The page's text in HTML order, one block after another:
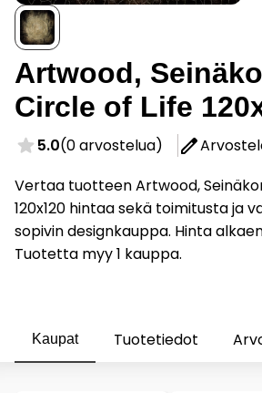
Artwood,
Circle of Life
5.0(0 arvostelua)
Vertaa tuotteen Artwood,
120x120 hintaa sekä toimitusta ja
sopivin designkauppa. Hinta
Tuotetta myy 1 kauppa.
Kaupat Tuotetiedot